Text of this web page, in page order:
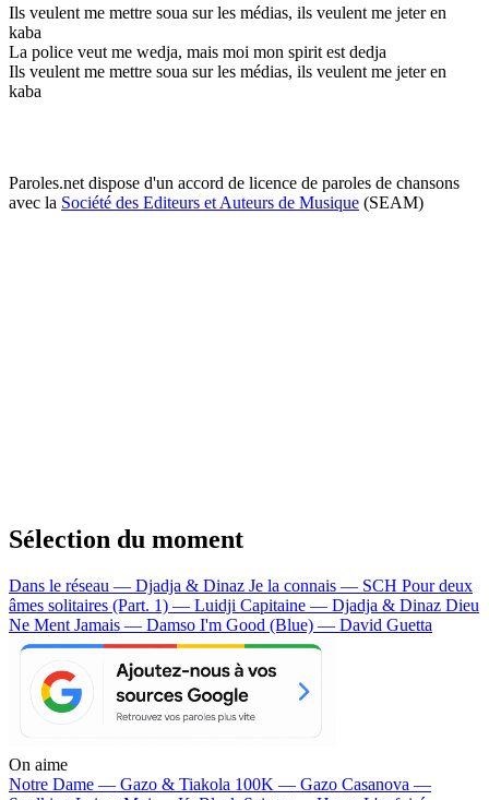
Ils veulent me mettre soua sur les médias, ils veulent me jeter en
kaba
La police veut me wedja, mais moi mon spirit est dedja
Ils veulent me mettre soua sur les médias, ils veulent me jeter en
kaba
Paroles.net dispose d'un accord de licence de paroles de chansons
avec la Société des Editeurs et Auteurs de Musique (SEAM)
Sélection du moment
Dans le réseau — Djadja & Dinaz Je la connais — SCH Pour deux
âmes solitaires (Part. 1) — Luidji Capitaine — Djadja & Dinaz Dieu
Ne Ment Jamais — Damso I'm Good (Blue) — David Guetta
On aime
Notre Dame — Gazo & Tiakola 100K — Gazo Casanova —